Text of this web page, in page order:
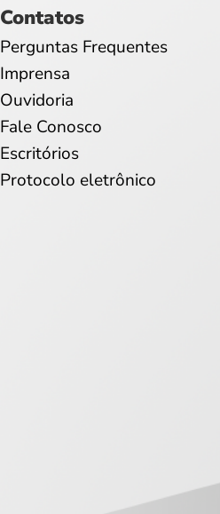
Contatos
Perguntas Frequentes
Imprensa
Ouvidoria
Fale Conosco
Escritórios
Protocolo eletrônico